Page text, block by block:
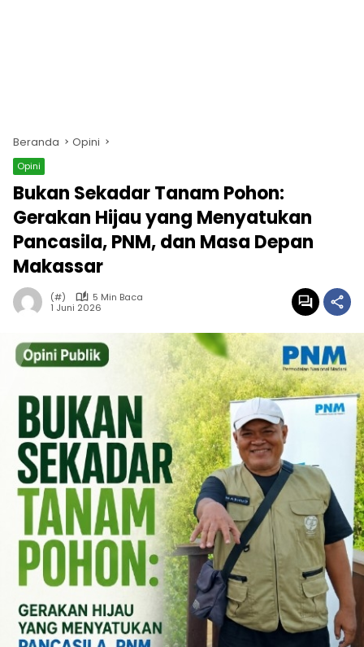
Beranda Opini
Opini
Bukan Sekadar Tanam Pohon:
Gerakan Hijau yang Menyatukan
Pancasila, PNM, dan Masa Depan
Makassar
(#)
5 Min Baca
1 Juni 2026